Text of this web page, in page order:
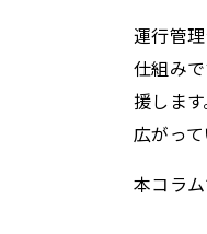
運行管
仕組み
援しま
広がって
本コラ